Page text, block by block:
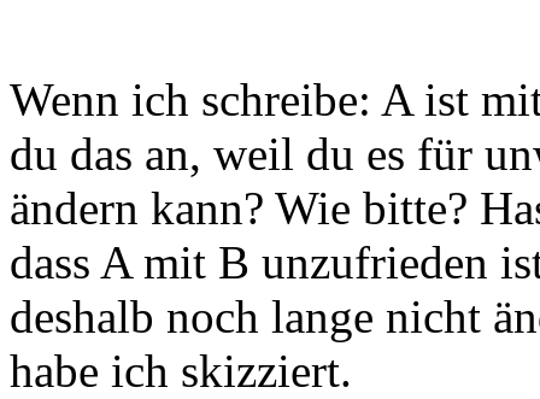
Wenn ich schreibe: A ist
du das an, weil du es für
ändern kann? Wie bitte?
dass A mit B unzufrieden
deshalb noch lange nicht
habe ich skizziert.